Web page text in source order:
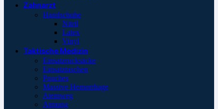
Zahnarzt
Handschuhe
Nitril
Latex
Vinyl
Taktische Medizin
Einsatzrucksäcke
Einsatztaschen
Pouches
Massive Hemorrhage
Atemweg
Atmung